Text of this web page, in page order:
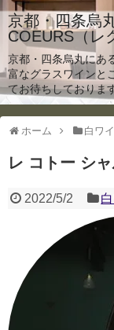
京都・四条烏
COEURS（レ
京都・四条烏丸にあ
富なグラスワインと
てお待ちしておりま
ホーム 白ワ
レ コトー シ
2022/5/2